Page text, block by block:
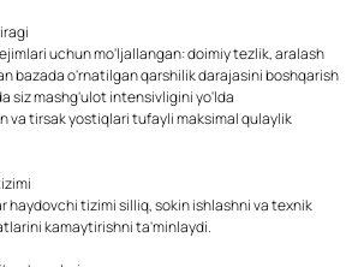
uchun mo'ljallangan: doimiy tezlik, aralash
bazada o'rnatilgan qarshilik darajasini boshqarish
siz mashg'ulot intensivligini yo'lda
va tirsak yostiqlari tufayli maksimal qulaylik
haydovchi tizimi silliq, sokin ishlashni va texnik
kamaytirishni ta'minlaydi.